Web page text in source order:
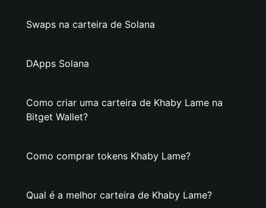
Swaps na carteira de Solana
DApps Solana
Como criar uma carteira de Khaby Lame na
Bitget Wallet?
Como comprar tokens Khaby Lame?
Qual é a melhor carteira de Khaby Lame?